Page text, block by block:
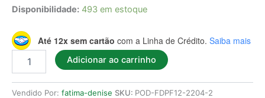
em
Disponibilidade: 493 em estoque
Até 12x sem cartão com a Linha de Crédito. Saiba mais
Adicionar ao carrinho
Vendido Por: fatima-denise SKU: POD-FDPF12-2204-2